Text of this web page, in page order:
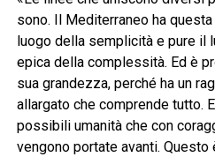
sono. Il Mediterraneo ha
luogo della semplicità e pure il
epica della complessità. Ed è
sua grandezza, perché ha un
allargato che comprende tutto.
possibili umanità che con
vengono portate avanti.